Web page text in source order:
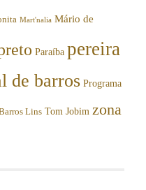
Mart'nalia Mário de
Paraíba pereira
de barros Programa
Lins Tom Jobim zona